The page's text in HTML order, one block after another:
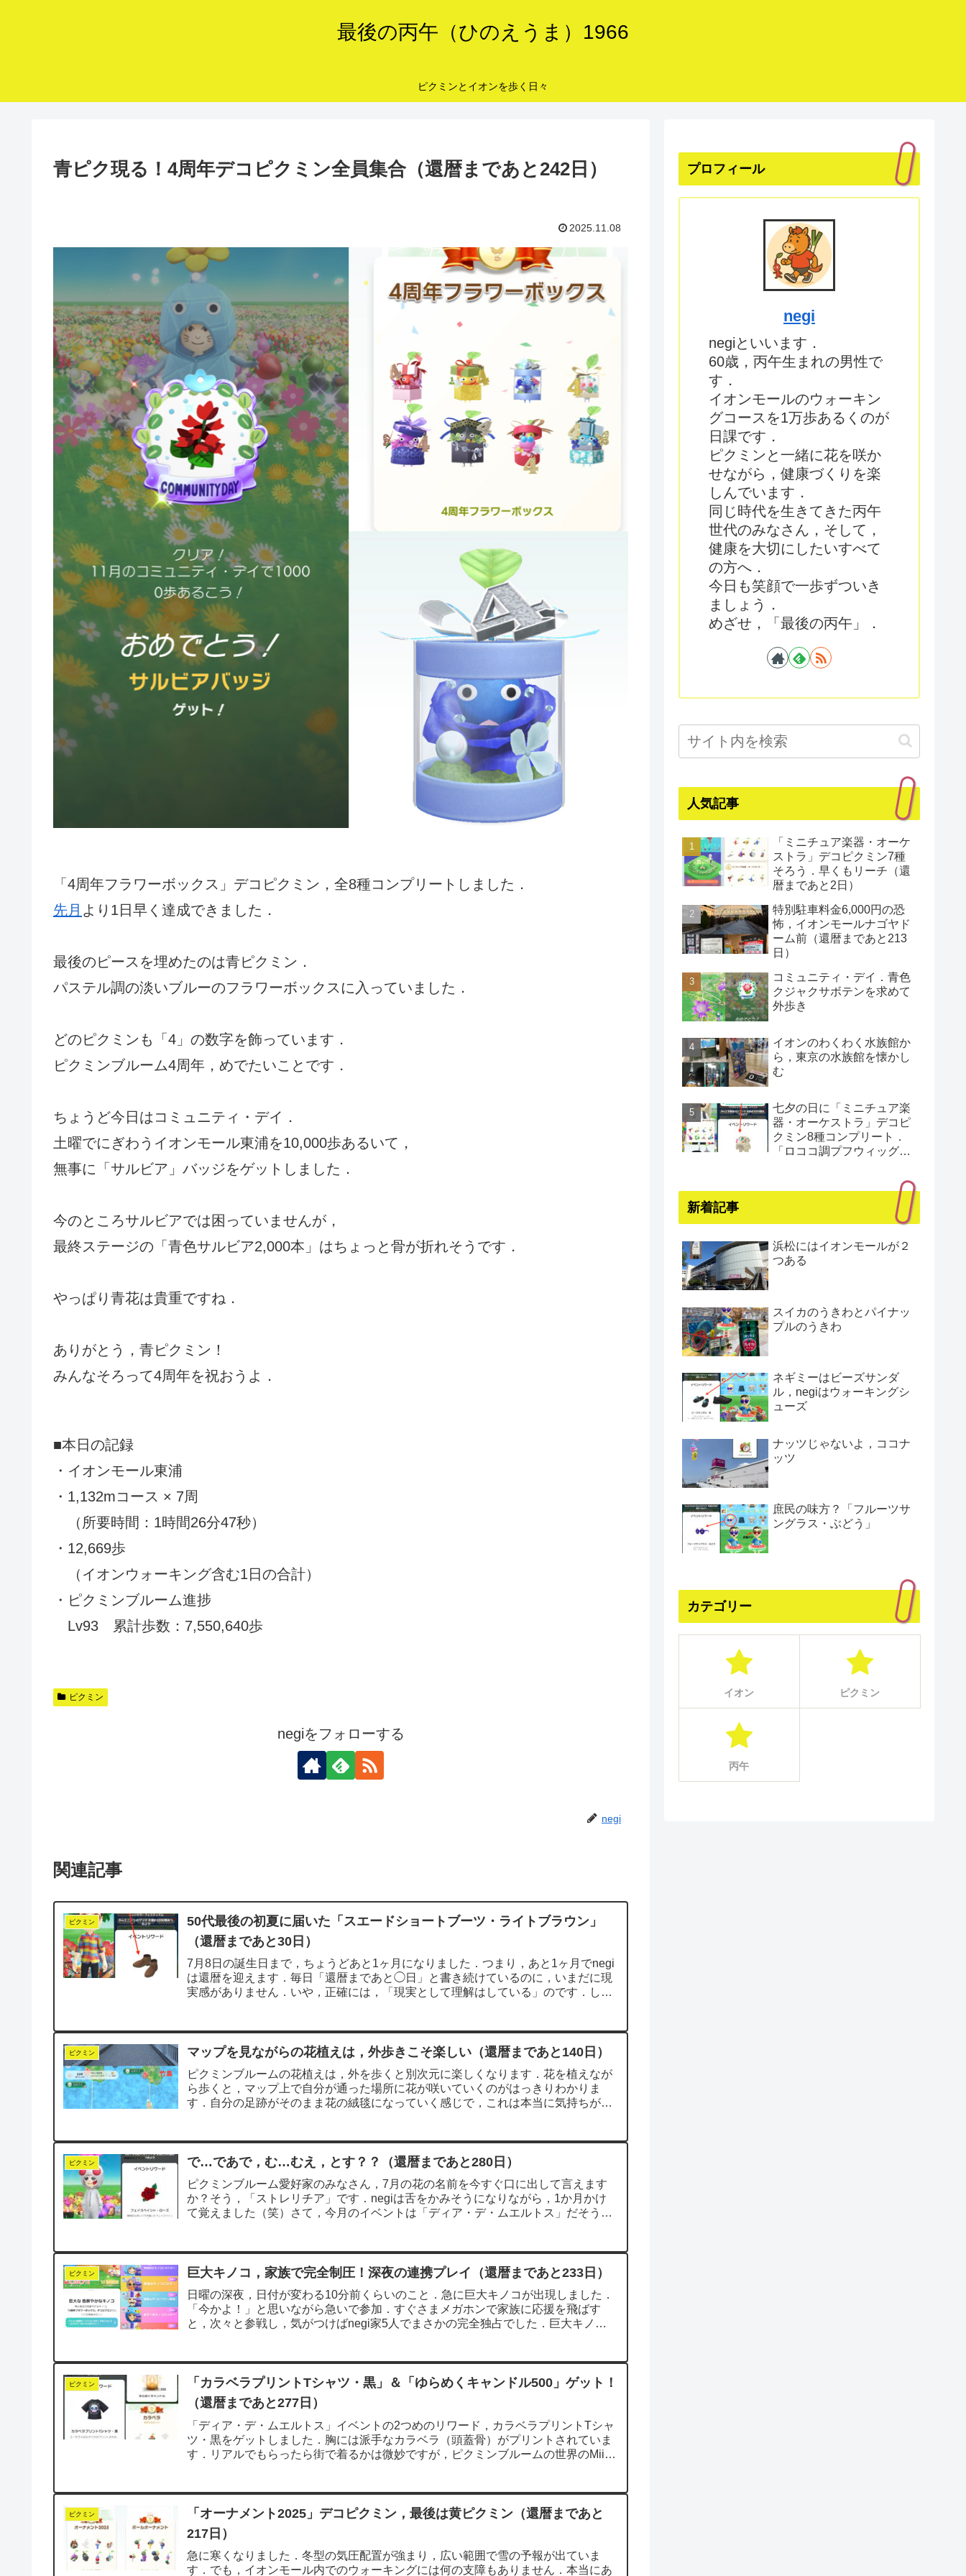
最後の丙午（ひのえうま）1966
ピクミンとイオンを歩く日々
青ピク現る！4周年デコピクミン全員集合（還暦まであと242日）
2025.11.08
「4周年フラワーボックス」デコピクミン，全8種コンプリートしました．
先月 より1日早く達成できました．
最後のピースを埋めたのは青ピクミン．
パステル調の淡いブルーのフラワーボックスに入っていました．
どのピクミンも「4」の数字を飾っています．
ピクミンブルーム4周年，めでたいことです．
ちょうど今日はコミュニティ・デイ．
土曜でにぎわうイオンモール東浦を10,000歩あるいて，
無事に「サルビア」バッジをゲットしました．
今のところサルビアでは困っていませんが，
最終ステージの「青色サルビア2,000本」はちょっと骨が折れそうです．
やっぱり青花は貴重ですね．
ありがとう，青ピクミン！
みんなそろって4周年を祝おうよ．
■本日の記録
・イオンモール東浦
・1,132mコース × 7周
（所要時間：1時間26分47秒）
・12,669歩
（イオンウォーキング含む1日の合計）
・ピクミンブルーム進捗
Lv93 累計歩数：7,550,640歩
ピクミン
negiをフォローする
negi
関連記事
ピクミン
50代最後の初夏に届いた「スエードショートブーツ・ライトブラウン」
（還暦まであと30日）
7月8日の誕生日まで，ちょうどあと1ヶ月になりました．つまり，あと1ヶ月でnegi
は還暦を迎えます．毎日「還暦まであと◯日」と書き続けているのに，いまだに現
実感がありません．いや，正確には，「現実として理解はしている」のです．しか
ピクミン マップを見ながらの花植えは，外歩きこそ楽しい（還暦まであと140日）
ピクミンブルームの花植えは，外を歩くと別次元に楽しくなります．花を植えなが
ら歩くと，マップ上で自分が通った場所に花が咲いていくのがはっきりわかりま
す．自分の足跡がそのまま花の絨毯になっていく感じで，これは本当に気持ちがい
ピクミン で…であで，む…むえ，とす？？（還暦まであと280日）
ピクミンブルーム愛好家のみなさん，7月の花の名前を今すぐ口に出して言えます
か？そう，「ストレリチア」です．negiは舌をかみそうになりながら，1か月かけ
て覚えました（笑）さて，今月のイベントは「ディア・デ・ムエルトス」だそうで
ピクミン 巨大キノコ，家族で完全制圧！深夜の連携プレイ（還暦まであと233日）
日曜の深夜，日付が変わる10分前くらいのこと．急に巨大キノコが出現しました．
「今かよ！」と思いながら急いで参加．すぐさまメガホンで家族に応援を飛ばす
と，次々と参戦し，気がつけばnegi家5人でまさかの完全独占でした．巨大キノコ
ピクミン
「カラベラプリントTシャツ・黒」＆「ゆらめくキャンドル500」ゲット！
（還暦まであと277日）
「ディア・デ・ムエルトス」イベントの2つめのリワード，カラベラプリントTシャ
ツ・黒をゲットしました．胸には派手なカラベラ（頭蓋骨）がプリントされていま
す．リアルでもらったら街で着るかは微妙ですが，ピクミンブルームの世界のMiiな
ピクミン
「オーナメント2025」デコピクミン，最後は黄ピクミン（還暦まであと
217日）
急に寒くなりました．冬型の気圧配置が強まり，広い範囲で雪の予報が出ていま
す．でも，イオンモール内でのウォーキングには何の支障もありません．本当にあ
プロフィール
negi
negiといいます．
60歳，丙午生まれの男性で
す．
イオンモールのウォーキン
グコースを1万歩あるくのが
日課です．
ピクミンと一緒に花を咲か
せながら，健康づくりを楽
しんでいます．
同じ時代を生きてきた丙午
世代のみなさん，そして，
健康を大切にしたいすべて
の方へ．
今日も笑顔で一歩ずついき
ましょう．
めざせ，「最後の丙午」．
人気記事
「ミニチュア楽器・オーケ
ストラ」デコピクミン7種
そろう．早くもリーチ（還
暦まであと2日）
特別駐車料金6,000円の恐
怖，イオンモールナゴヤド
ーム前（還暦まであと213
日）
コミュニティ・デイ．青色
クジャクサボテンを求めて
外歩き
イオンのわくわく水族館か
ら，東京の水族館を懐かし
む
七夕の日に「ミニチュア楽
器・オーケストラ」デコピ
クミン8種コンプリート．
「ロココ調プフウィッグ・
新着記事
浜松にはイオンモールが２
つある
スイカのうきわとパイナッ
プルのうきわ
ネギミーはビーズサンダ
ル，negiはウォーキングシ
ューズ
ナッツじゃないよ，ココナ
ッツ
庶民の味方？「フルーツサ
ングラス・ぶどう」
カテゴリー
イオン ピクミン
丙午